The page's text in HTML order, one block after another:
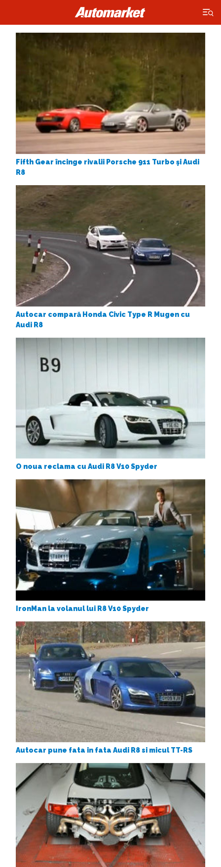
×
Fifth Gear încinge rivalii Porsche 911 Turbo şi Audi
R8
Autocar compară Honda Civic Type R Mugen cu
Audi R8
O noua reclama cu Audi R8 V10 Spyder
IronMan la volanul lui R8 V10 Spyder
Autocar pune fata in fata Audi R8 si micul TT-RS